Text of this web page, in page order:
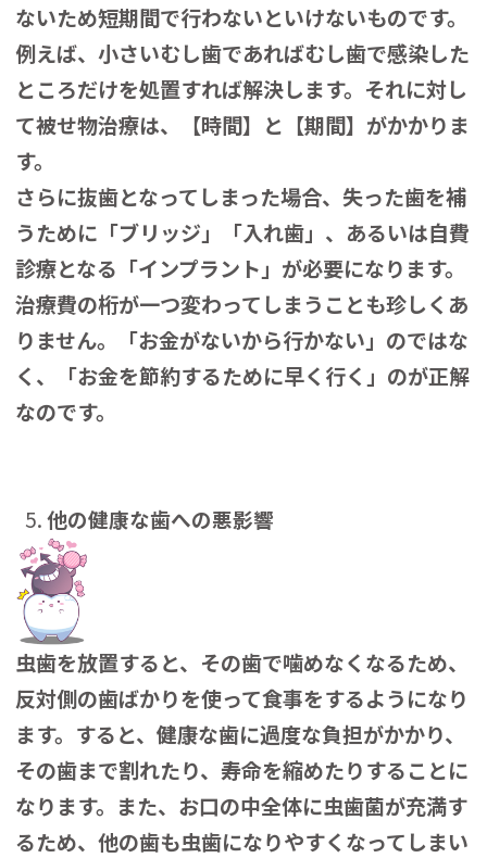
ないため短期間で行わないといけないものです。
例えば、小さいむし歯であればむし歯で感染した
ところだけを処置すれば解決します。それに対し
て被せ物治療は、【時間】と【期間】がかかりま
す。
さらに抜歯となってしまった場合、失った歯を補
うために「ブリッジ」「入れ歯」、あるいは自費
診療となる「インプラント」が必要になります。
治療費の桁が一つ変わってしまうことも珍しくあ
りません。「お金がないから行かない」のではな
く、「お金を節約するために早く行く」のが正解
なのです。
他の健康な歯への悪影響
虫歯を放置すると、その歯で噛めなくなるため、
反対側の歯ばかりを使って食事をするようになり
ます。すると、健康な歯に過度な負担がかかり、
その歯まで割れたり、寿命を縮めたりすることに
なります。また、お口の中全体に虫歯菌が充満す
るため、他の歯も虫歯になりやすくなってしまい